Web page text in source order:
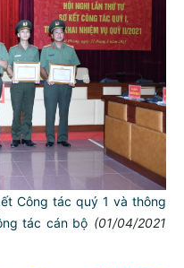
Công tác quý 1 và thông
tác cán bộ (01/04/2021